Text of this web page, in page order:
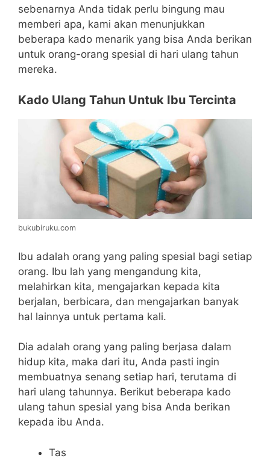
sebenarnya Anda tidak perlu bingung mau
memberi apa, kami akan menunjukkan
beberapa kado menarik yang bisa Anda berikan
untuk orang-orang spesial di hari ulang tahun
mereka.
Kado Ulang Tahun Untuk Ibu Tercinta
bukubiruku.com
Ibu adalah orang yang paling spesial bagi setiap
orang. Ibu lah yang mengandung kita,
melahirkan kita, mengajarkan kepada kita
berjalan, berbicara, dan mengajarkan banyak
hal lainnya untuk pertama kali.
Dia adalah orang yang paling berjasa dalam
hidup kita, maka dari itu, Anda pasti ingin
membuatnya senang setiap hari, terutama di
hari ulang tahunnya. Berikut beberapa kado
ulang tahun spesial yang bisa Anda berikan
kepada ibu Anda.
Tas